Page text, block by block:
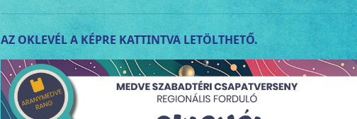
AZ OKLEVÉL A KÉPRE KATTINTVA LETÖLTHETŐ.